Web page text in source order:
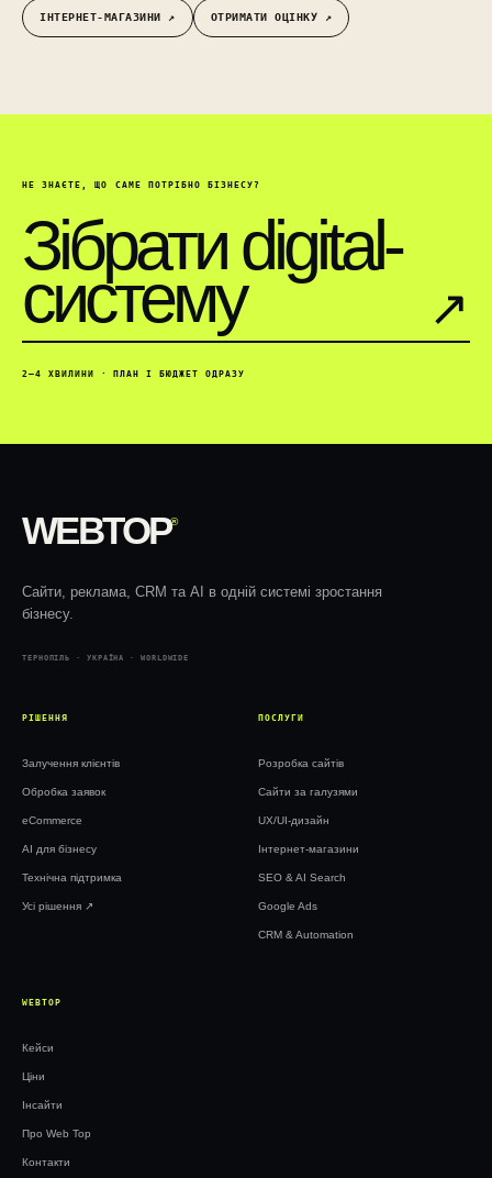
ІНТЕРНЕТ-МАГАЗИНИ ↗︎ ОТРИМАТИ ОЦІНКУ ↗︎
НЕ ЗНАЄТЕ, ЩО САМЕ ПОТРІБНО БІЗНЕСУ?
Зібрати digital-
систему ↗︎
2–4 ХВИЛИНИ · ПЛАН І БЮДЖЕТ ОДРАЗУ
WEBTOP®
Сайти, реклама, CRM та AI в одній системі зростання
бізнесу.
ТЕРНОПІЛЬ · УКРАЇНА · WORLDWIDE
РІШЕННЯ
Залучення клієнтів
Обробка заявок
eCommerce
AI для бізнесу
Технічна підтримка
Усі рішення ↗︎
ПОСЛУГИ
Розробка сайтів
Сайти за галузями
UX/UI-дизайн
Інтернет-магазини
SEO & AI Search
Google Ads
CRM & Automation
WEBTOP
Кейси
Ціни
Інсайти
Про Web Top
Контакти